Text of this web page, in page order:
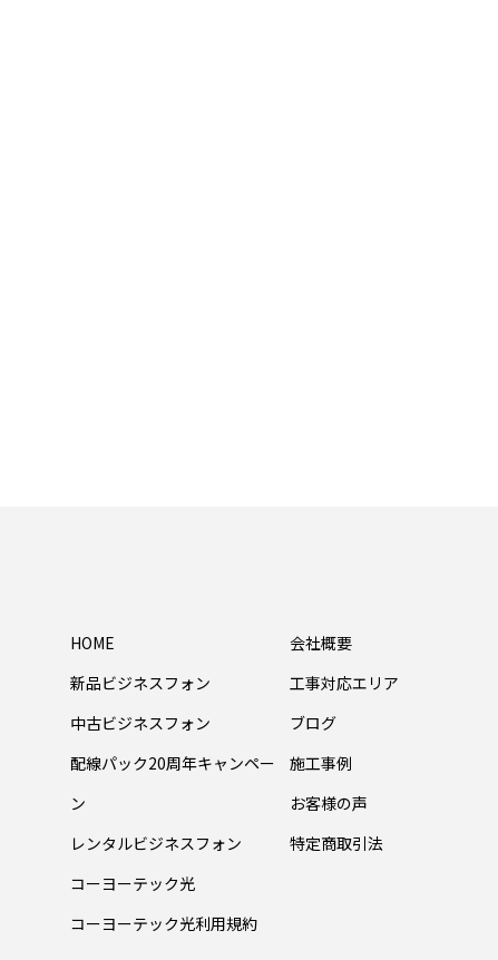
HOME
新品ビジネスフォン
中古ビジネスフォン
配線パック20周年キャンペー
ン
レンタルビジネスフォン
コーヨーテック光
コーヨーテック光利用規約
会社概要
工事対応エリア
ブログ
施工事例
お客様の声
特定商取引法